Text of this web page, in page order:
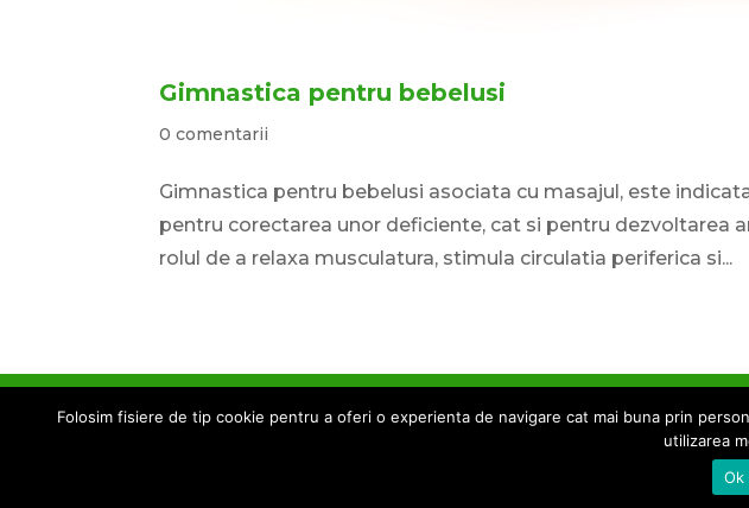
Gimnastica pentru bebelusi
0 comentarii
Gimnastica pentru bebelusi asociata cu masajul, este
pentru corectarea unor deficiente, cat si pentru dezvoltarea
rolul de a relaxa musculatura, stimula circulatia periferica si...
Termeni si conditii Cookies Despre noi Colaborari si
Folosim fisiere de tip cookie pentru a oferi o experienta de navigare cat mai buna prin
utilizarea
Ok